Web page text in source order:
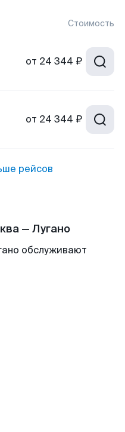
Стоимость
от 24 344 ₽
от 24 344 ₽
рейсов
— Лугано
обслуживают